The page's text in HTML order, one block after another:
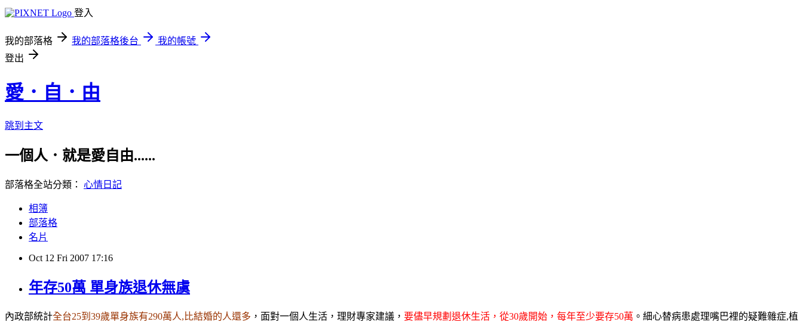
登入
我的部落格 我的部落格後台
我的帳號
登出
愛．自．由
跳到主文
一個人．就是愛自由......
部落格全站分類： 心情日記
相簿
部落格
名片
Oct 12 Fri 2007 17:16
年存50萬 單身族退休無虞
內政部統計全台25到39歲單身族有290萬人,比結婚的人還多 ，面對一個人生活，理財專家建議， 要儘早規劃退休生活，從30歲開始，每年至少要存50萬 。細心替病患處理嘴巴裡的疑難雜症,植